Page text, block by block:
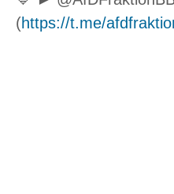
(https://t.me/